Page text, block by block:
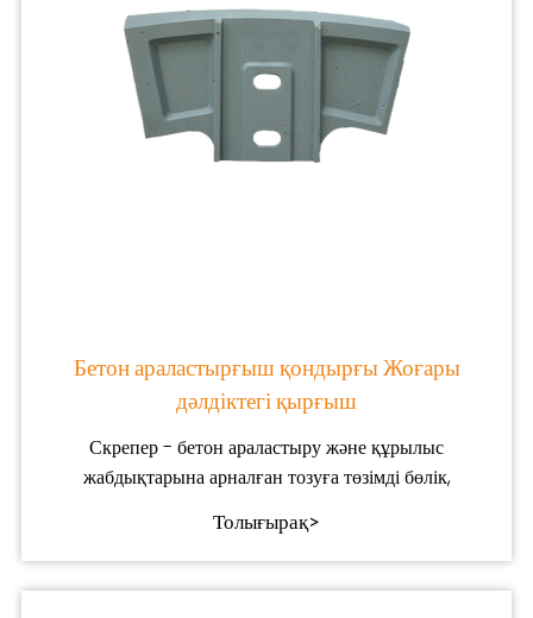
Бетон араластырғыш қондырғы Жоғары
дәлдіктегі қырғыш
Скрепер - бетон араластыру және құрылыс
жабдықтарына арналған тозуға төзімді бөлік,
Толығырақ>